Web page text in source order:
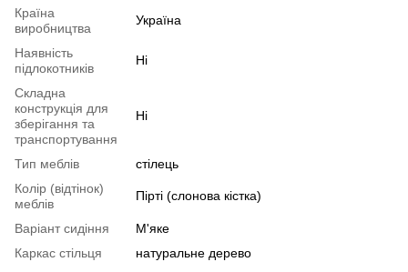
Країна
виробництва
Україна
Наявність
підлокотників
Ні
Складна
конструкція для
зберігання та
транспортування
Ні
Тип меблів
стілець
Колір (відтінок)
меблів
Пірті (слонова кістка)
Варіант сидіння
М'яке
Каркас стільця
натуральне дерево